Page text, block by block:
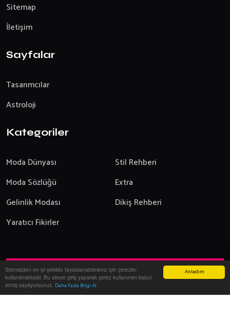
Anladım
Sitemizden en iyi şekilde faydalanabilmeniz için çerezler
kullanılmaktadır. Bu siteye giriş yaparak çerez kullanımını kabul
etmiş sayılıyorsunuz. Daha Fazla Bilgi Al
Sitemap
İletişim
Sayfalar
Tasarımcılar
Astroloji
Kategoriler
Moda Dünyası
Stil Rehberi
Moda Sözlüğü
Extra
Gelinlik Modası
Dikiş Rehberi
Yaratıcı Fikirler
Yazılım:Onemsoft-2026Modanın Dünyası Giyim ve Moda